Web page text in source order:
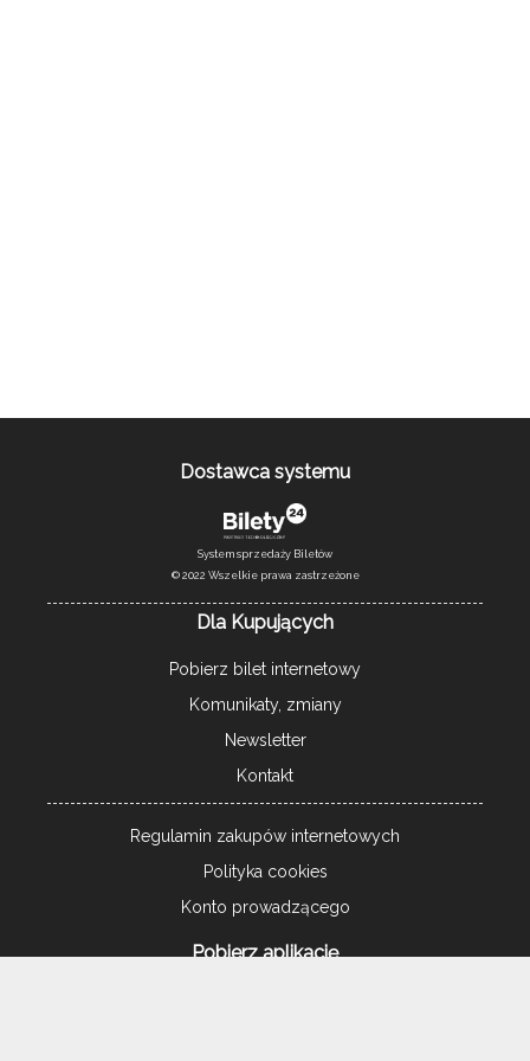
Dostawca systemu
System sprzedaży Biletów
© 2022 Wszelkie prawa zastrzeżone
Dla Kupujących
Pobierz bilet internetowy
Komunikaty, zmiany
Newsletter
Kontakt
Regulamin zakupów internetowych
Polityka cookies
Konto prowadzącego
Pobierz aplikację